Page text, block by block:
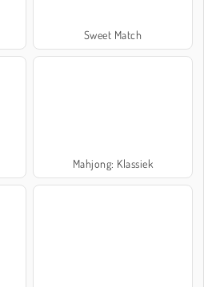
Sweet Match
Mahjong: Klassiek